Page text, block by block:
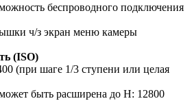
беспроводного подключения
ч/з экран меню камеры
(ISO)
(при шаге 1/3 ступени или целая
быть расширена до H: 12800